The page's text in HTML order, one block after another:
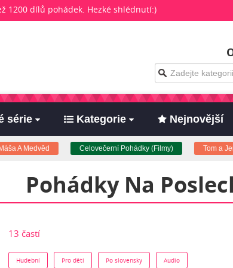
1200 dílů pohádek. Hezké shlédnutí:)
série Kategorie Nejnovější
A Medvěd Celovečerní Pohádky (Filmy) Tom a Jerry
Pohádky Na
13 častí
Hudební Pro děti Po slovensky Audio